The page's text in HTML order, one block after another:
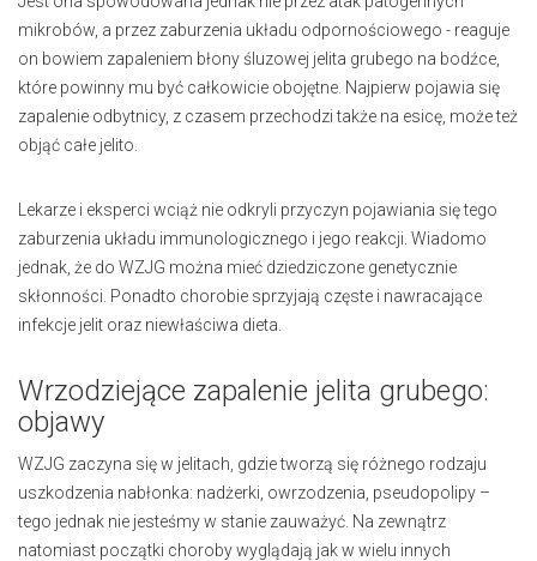
mikrobów, a przez zaburzenia układu odpornościowego - reaguje
on bowiem zapaleniem błony śluzowej jelita grubego na bodźce,
które powinny mu być całkowicie obojętne. Najpierw pojawia się
zapalenie odbytnicy, z czasem przechodzi także na esicę, może też
objąć całe jelito.
Lekarze i eksperci wciąż nie odkryli przyczyn pojawiania się tego
zaburzenia układu immunologicznego i jego reakcji. Wiadomo
jednak, że do WZJG można mieć dziedziczone genetycznie
skłonności. Ponadto chorobie sprzyjają częste i nawracające
infekcje jelit oraz niewłaściwa dieta.
Wrzodziejące zapalenie jelita grubego:
objawy
WZJG zaczyna się w jelitach, gdzie tworzą się różnego rodzaju
uszkodzenia nabłonka: nadżerki, owrzodzenia, pseudopolipy –
tego jednak nie jesteśmy w stanie zauważyć. Na zewnątrz
natomiast początki choroby wyglądają jak w wielu innych